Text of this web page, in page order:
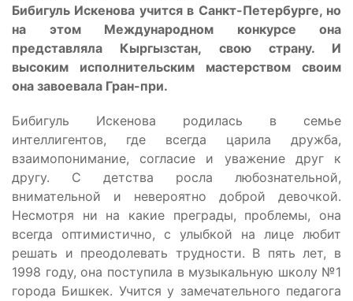
Бибигуль Искенова учится в Санкт-Петербурге, но
на этом Международном конкурсе она
представляла Кыргызстан, свою страну. И
высоким исполнительским мастерством своим
она завоевала Гран-при.
Бибигуль Искенова родилась в семье
интеллигентов, где всегда царила дружба,
взаимопонимание, согласие и уважение друг к
другу. С детства росла любознательной,
внимательной и невероятно доброй девочкой.
Несмотря ни на какие преграды, проблемы, она
всегда оптимистично, с улыбкой на лице любит
решать и преодолевать трудности. В пять лет, в
1998 году, она поступила в музыкальную школу №1
города Бишкек. Учится у замечательного педагога